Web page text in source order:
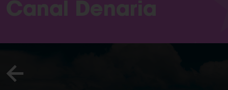
Canal Denaria